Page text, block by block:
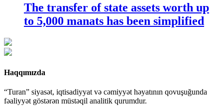
The transfer of state assets worth up
to 5,000 manats has been simplified
Haqqımızda
“Turan” siyasət, iqtisadiyyat və cəmiyyət həyatının qovuşuğunda
fəaliyyət göstərən müstəqil analitik qurumdur.